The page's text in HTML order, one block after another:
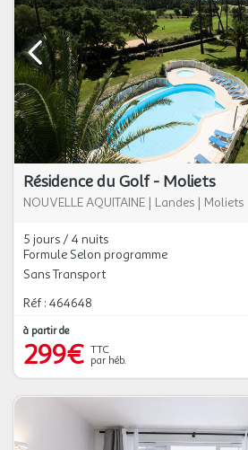
Résidence du Golf - Moliets
NOUVELLE AQUITAINE | Landes | Moliets
5 jours / 4 nuits
Formule Selon programme
Sans Transport
Réf : 464648
à partir de
299€ TTC
par héb.